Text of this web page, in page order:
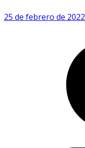
25 de febrero de 2022